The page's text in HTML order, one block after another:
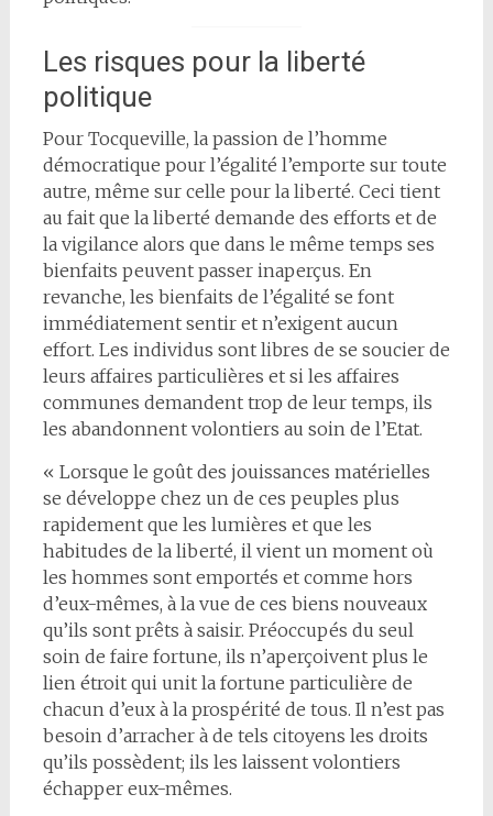
Les risques pour la liberté
politique
Pour Tocqueville, la passion de l’homme
démocratique pour l’égalité l’emporte sur toute
autre, même sur celle pour la liberté. Ceci tient
au fait que la liberté demande des efforts et de
la vigilance alors que dans le même temps ses
bienfaits peuvent passer inaperçus. En
revanche, les bienfaits de l’égalité se font
immédiatement sentir et n’exigent aucun
effort. Les individus sont libres de se soucier de
leurs affaires particulières et si les affaires
communes demandent trop de leur temps, ils
les abandonnent volontiers au soin de l’Etat.
« Lorsque le goût des jouissances matérielles
se développe chez un de ces peuples plus
rapidement que les lumières et que les
habitudes de la liberté, il vient un moment où
les hommes sont emportés et comme hors
d’eux-mêmes, à la vue de ces biens nouveaux
qu’ils sont prêts à saisir. Préoccupés du seul
soin de faire fortune, ils n’aperçoivent plus le
lien étroit qui unit la fortune particulière de
chacun d’eux à la prospérité de tous. Il n’est pas
besoin d’arracher à de tels citoyens les droits
qu’ils possèdent; ils les laissent volontiers
échapper eux-mêmes.